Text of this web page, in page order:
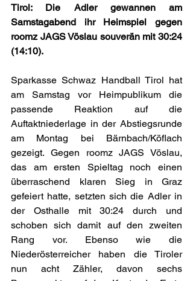
Tirol: Die Adler gewannen am
Samstagabend ihr Heimspiel gegen
roomz JAGS Vöslau souverän mit 30:24
(14:10).
Sparkasse Schwaz Handball Tirol hat
am Samstag vor Heimpublikum die
passende Reaktion auf die
Auftaktniederlage in der Abstiegsrunde
am Montag bei Bärnbach/Köflach
gezeigt. Gegen roomz JAGS Vöslau,
das am ersten Spieltag noch einen
überraschend klaren Sieg in Graz
gefeiert hatte, setzten sich die Adler in
der Osthalle mit 30:24 durch und
schoben sich damit auf den zweiten
Rang vor. Ebenso wie die
Niederösterreicher haben die Tiroler
nun acht Zähler, davon sechs